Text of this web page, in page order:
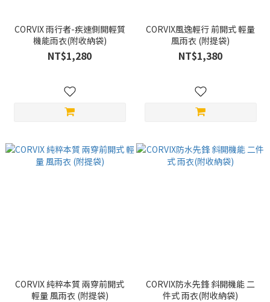
CORVIX 雨行者-疾速側開輕質
機能雨衣(附收納袋)
NT$1,280
CORVIX風逸輕行 前開式 輕量
風雨衣 (附提袋)
NT$1,380
CORVIX 純粹本質 兩穿前開式
輕量 風雨衣 (附提袋)
CORVIX防水先鋒 斜開機能 二
件式 雨衣(附收納袋)